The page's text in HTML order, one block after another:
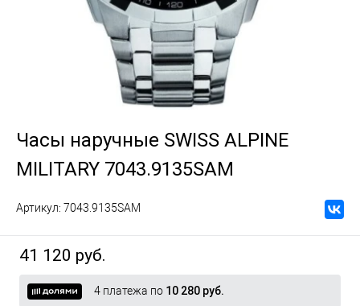
Часы наручные SWISS ALPINE
MILITARY 7043.9135SAM
Артикул: 7043.9135SAM
41 120 руб.
4 платежа по 10 280 руб.